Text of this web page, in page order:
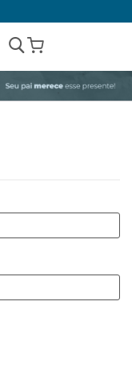
My Cart